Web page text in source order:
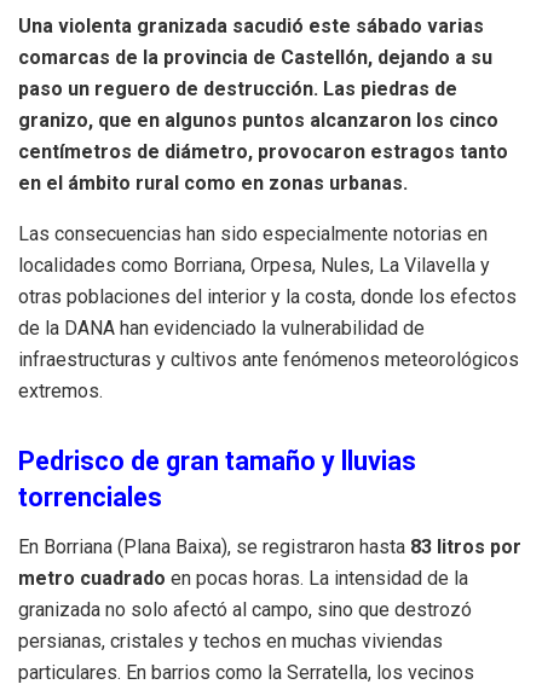
Una violenta granizada sacudió este sábado varias
comarcas de la provincia de Castellón, dejando a su
paso un reguero de destrucción. Las piedras de
granizo, que en algunos puntos alcanzaron los cinco
centímetros de diámetro, provocaron estragos tanto
en el ámbito rural como en zonas urbanas.
Las consecuencias han sido especialmente notorias en
localidades como Borriana, Orpesa, Nules, La Vilavella y
otras poblaciones del interior y la costa, donde los efectos
de la DANA han evidenciado la vulnerabilidad de
infraestructuras y cultivos ante fenómenos meteorológicos
extremos.
Pedrisco de gran tamaño y lluvias
torrenciales
En Borriana (Plana Baixa), se registraron hasta 83 litros por
metro cuadrado en pocas horas. La intensidad de la
granizada no solo afectó al campo, sino que destrozó
persianas, cristales y techos en muchas viviendas
particulares. En barrios como la Serratella, los vecinos